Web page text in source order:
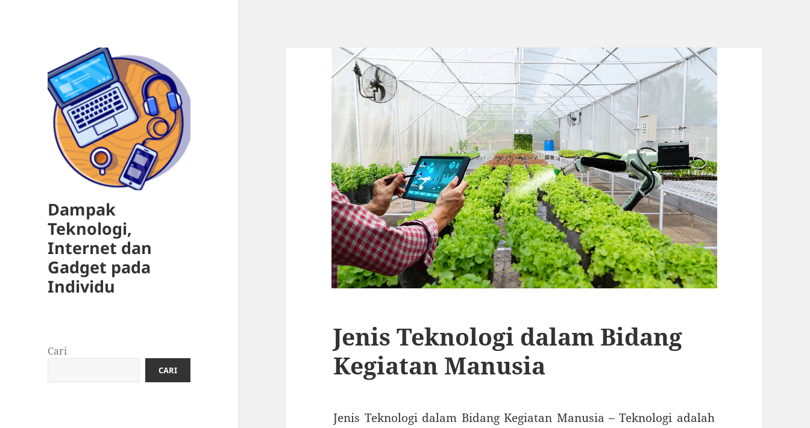
Dampak
Teknologi,
Internet dan
Gadget pada
Individu
Cari
CARI
Jenis Teknologi dalam Bidang
Kegiatan Manusia
Jenis Teknologi dalam Bidang Kegiatan Manusia – Teknologi adalah